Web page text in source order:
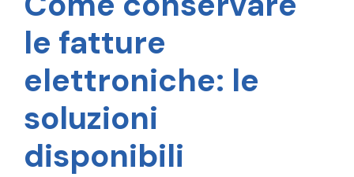
le fatture
elettroniche: le
soluzioni
disponibili